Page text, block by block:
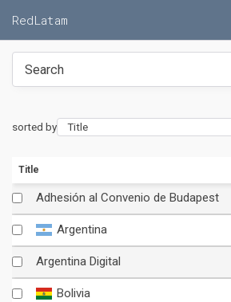
RedLatam
sorted by Title
Title
Adhesión al Convenio de Budapest
Argentina
Argentina Digital
Bolivia